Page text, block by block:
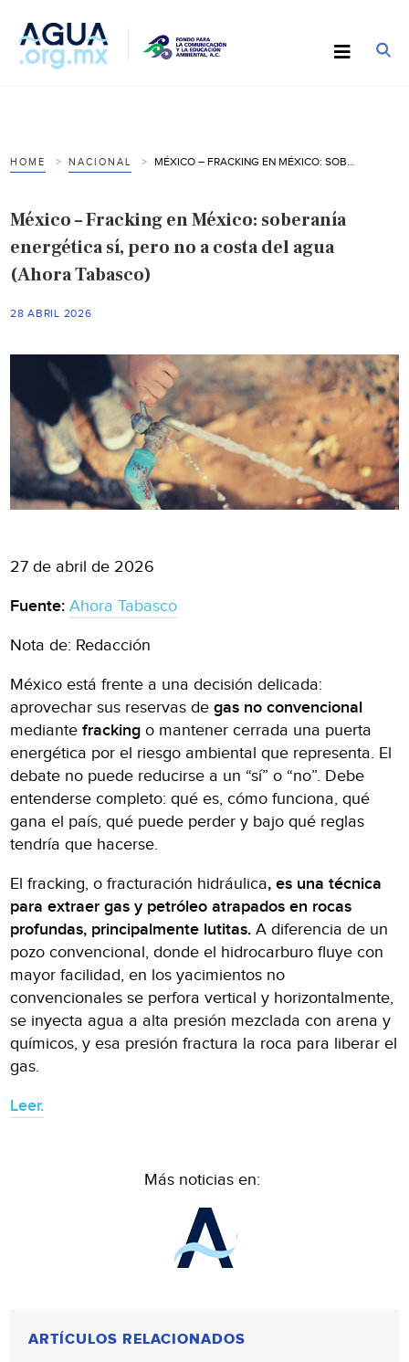
HOME NACIONAL
México – Fracking en México: soberanía
energética sí, pero no a costa del agua
(Ahora Tabasco)
28 ABRIL 2026
27 de abril de 2026
Fuente: Ahora Tabasco
Nota de: Redacción
México está frente a una decisión delicada:
aprovechar sus reservas degas no convencional
mediantefracking o mantener cerrada una puerta
energética por el riesgo ambiental que representa. El
debate no puede reducirse a un “sí” o “no”. Debe
entenderse completo: qué es, cómo funciona, qué
gana el país, qué puede perder y bajo qué reglas
tendría que hacerse.
El fracking, o fracturación hidráulica, es una técnica
para extraer gas y petróleo atrapados en rocas
profundas, principalmente lutitas. A diferencia de un
pozo convencional, donde el hidrocarburo fluye con
mayor facilidad, en los yacimientos no
convencionales se perfora vertical y horizontalmente,
se inyecta agua a alta presión mezclada con arena y
químicos, y esa presión fractura la roca para liberar el
gas.
Leer.
Más noticias en:
ARTÍCULOS RELACIONADOS